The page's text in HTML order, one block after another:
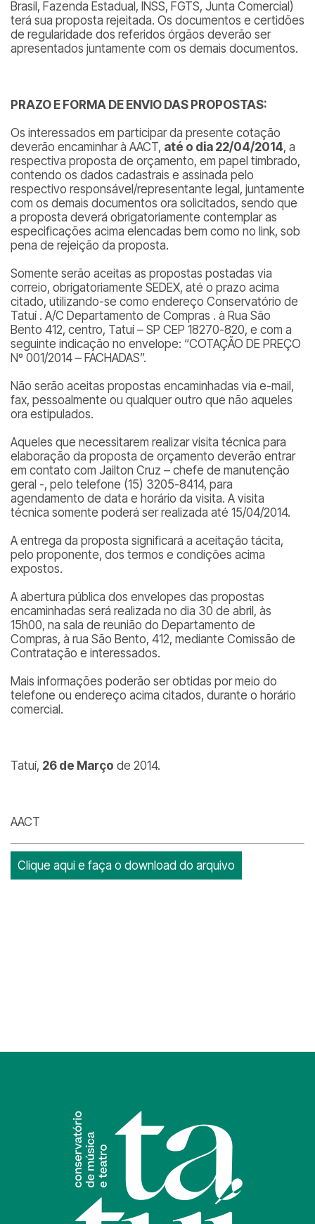
Brasil, Fazenda Estadual, INSS, FGTS, Junta Comercial)
terá sua proposta rejeitada. Os documentos e certidões
de regularidade dos referidos órgãos deverão ser
apresentados juntamente com os demais documentos.
PRAZO E FORMA DE ENVIO DAS PROPOSTAS:
Os interessados em participar da presente cotação
deverão encaminhar à AACT, até o dia 22/04/2014, a
respectiva proposta de orçamento, em papel timbrado,
contendo os dados cadastrais e assinada pelo
respectivo responsável/representante legal, juntamente
com os demais documentos ora solicitados, sendo que
a proposta deverá obrigatoriamente contemplar as
especificações acima elencadas bem como no link, sob
pena de rejeição da proposta.
Somente serão aceitas as propostas postadas via
correio, obrigatoriamente SEDEX, até o prazo acima
citado, utilizando-se como endereço Conservatório de
Tatuí . A/C Departamento de Compras . à Rua São
Bento 412, centro, Tatuí – SP CEP 18270-820, e com a
seguinte indicação no envelope: “COTAÇÃO DE PREÇO
Nº 001/2014 – FACHADAS”.
Não serão aceitas propostas encaminhadas via e-mail,
fax, pessoalmente ou qualquer outro que não aqueles
ora estipulados.
Aqueles que necessitarem realizar visita técnica para
elaboração da proposta de orçamento deverão entrar
em contato com Jailton Cruz – chefe de manutenção
geral -, pelo telefone (15) 3205-8414, para
agendamento de data e horário da visita. A visita
técnica somente poderá ser realizada até 15/04/2014.
A entrega da proposta significará a aceitação tácita,
pelo proponente, dos termos e condições acima
expostos.
A abertura pública dos envelopes das propostas
encaminhadas será realizada no dia 30 de abril, às
15h00, na sala de reunião do Departamento de
Compras, à rua São Bento, 412, mediante Comissão de
Contratação e interessados.
Mais informações poderão ser obtidas por meio do
telefone ou endereço acima citados, durante o horário
comercial.
Tatuí, 26 de Março de 2014.
AACT
Clique aqui e faça o download do arquivo